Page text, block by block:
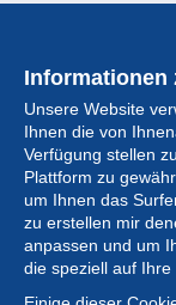
Informationen
Unsere Website
Ihnen die von
Verfügung stellen
Plattform zu
um Ihnen das
zu erstellen mir
anpassen und um
die speziell auf Ihre
Sammlung